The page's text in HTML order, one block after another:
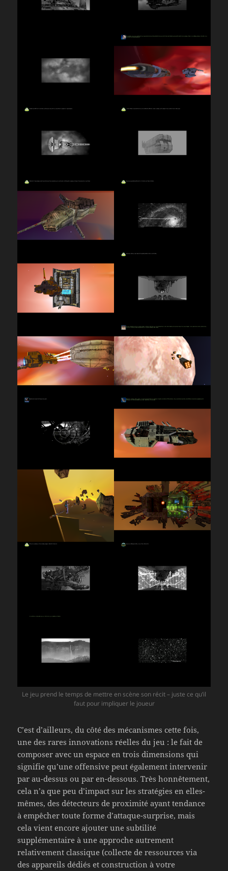
Le jeu prend le temps de mettre en scène son récit – juste ce qu’il
faut pour impliquer le joueur
C’est d’ailleurs, du côté des mécanismes cette fois,
une des rares innovations réelles du jeu : le fait de
composer avec un espace en trois dimensions qui
signifie qu’une offensive peut également intervenir
par au-dessus ou par en-dessous. Très honnêtement,
cela n’a que peu d’impact sur les stratégies en elles-
mêmes, des détecteurs de proximité ayant tendance
à empêcher toute forme d’attaque-surprise, mais
cela vient encore ajouter une subtilité
supplémentaire à une approche autrement
relativement classique (collecte de ressources via
des appareils dédiés et construction à votre